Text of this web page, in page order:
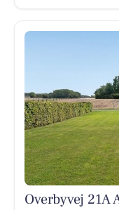
Overbyvej 21A